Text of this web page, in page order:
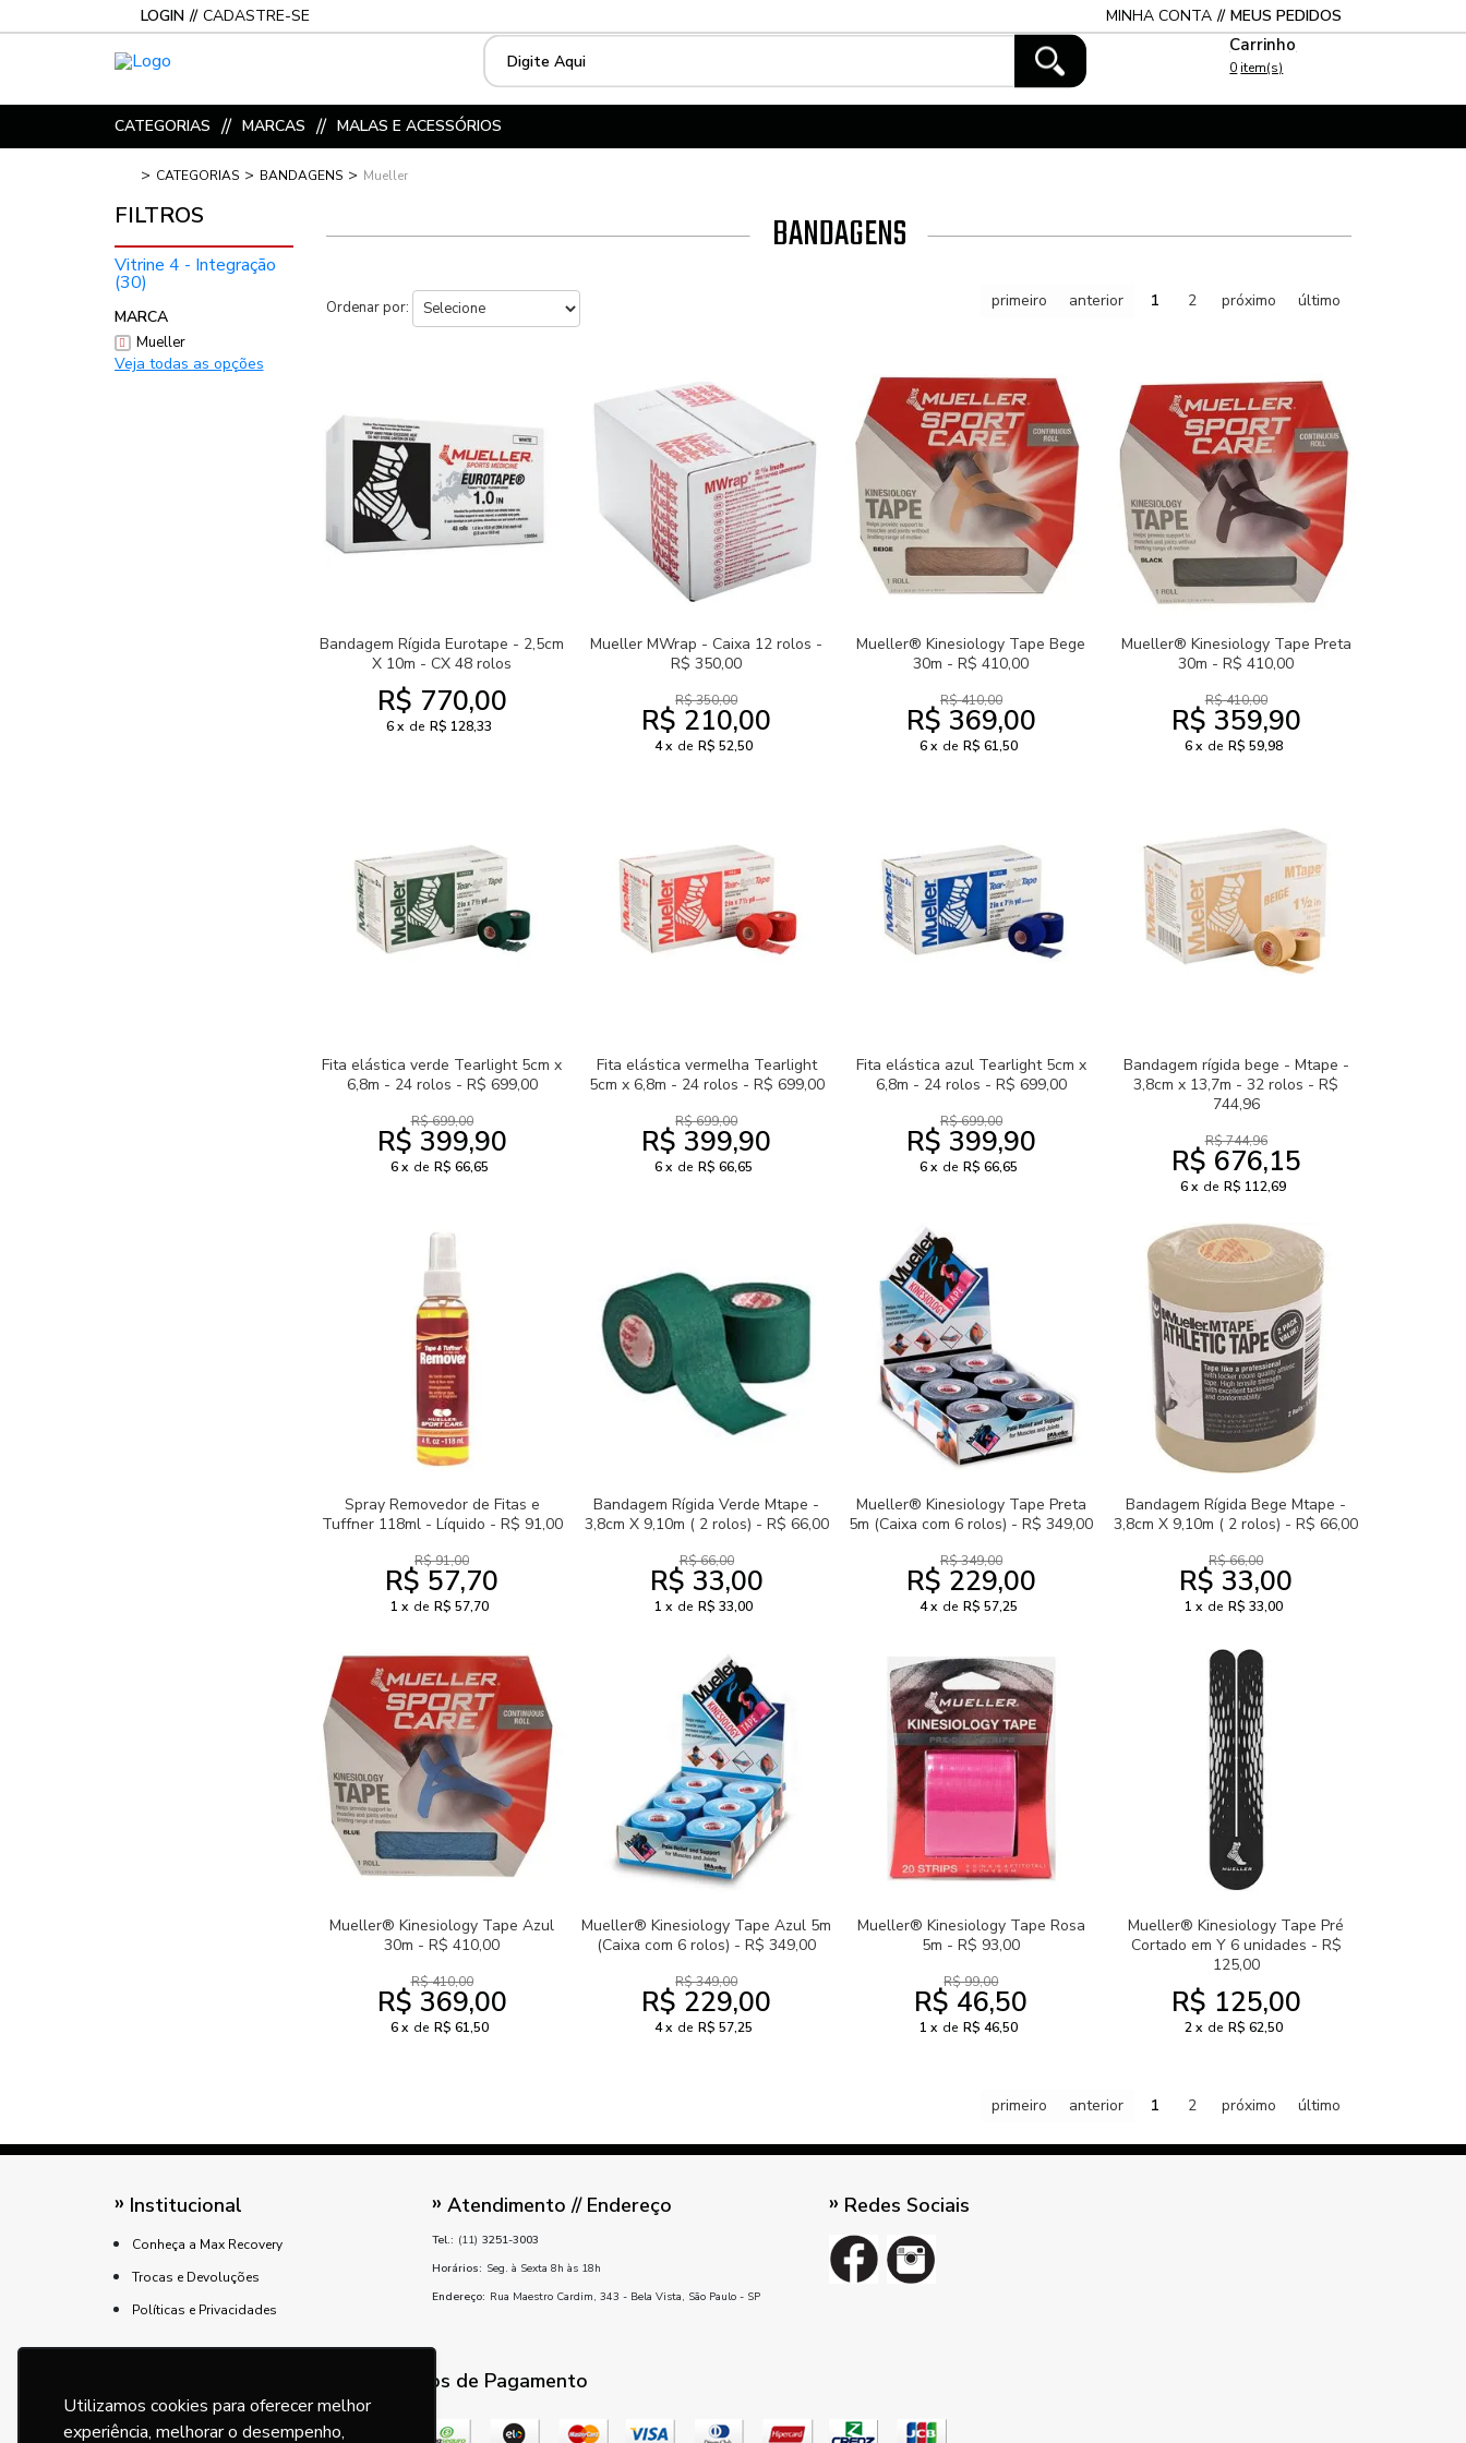
Utilizamos cookies para oferecer melhor
experiência, melhorar o desempenho,
LOGIN CADASTRE-SE MINHA CONTA MEUS PEDIDOS
0
CATEGORIAS MARCAS MALAS E ACESSÓRIOS
CATEGORIAS BANDAGENS Mueller
Vitrine 4 - Integração
(30)
MARCA
Mueller
Veja todas as opções
BANDAGENS
Ordenar por: primeiro anterior 1 2 próximo último
Bandagem Rígida Eurotape - 2,5cm
X 10m - CX 48 rolos
R$ 770,00
6 de R$ 128,33
Mueller MWrap - Caixa 12 rolos -
R$ 350,00
R$ 350,00
R$ 210,00
4 de R$ 52,50
Mueller® Kinesiology Tape Bege
30m - R$ 410,00
R$ 410,00
R$ 369,00
6 de R$ 61,50
Mueller® Kinesiology Tape Preta
30m - R$ 410,00
R$ 410,00
R$ 359,90
6 de R$ 59,98
Fita elástica verde Tearlight 5cm x
6,8m - 24 rolos - R$ 699,00
R$ 699,00
R$ 399,90
6 de R$ 66,65
Fita elástica vermelha Tearlight
5cm x 6,8m - 24 rolos - R$ 699,00
R$ 699,00
R$ 399,90
6 de R$ 66,65
Fita elástica azul Tearlight 5cm x
6,8m - 24 rolos - R$ 699,00
R$ 699,00
R$ 399,90
6 de R$ 66,65
Bandagem rígida bege - Mtape -
3,8cm x 13,7m - 32 rolos - R$
744,96
R$ 744,96
R$ 676,15
6 de R$ 112,69
Spray Removedor de Fitas e
Tuffner 118ml - Líquido - R$ 91,00
R$ 91,00
R$ 57,70
1 de R$ 57,70
Bandagem Rígida Verde Mtape -
3,8cm X 9,10m ( 2 rolos) - R$ 66,00
R$ 66,00
R$ 33,00
1 de R$ 33,00
Mueller® Kinesiology Tape Preta
5m (Caixa com 6 rolos) - R$ 349,00
R$ 349,00
R$ 229,00
4 de R$ 57,25
Bandagem Rígida Bege Mtape -
3,8cm X 9,10m ( 2 rolos) - R$ 66,00
R$ 66,00
R$ 33,00
1 de R$ 33,00
Mueller® Kinesiology Tape Azul
30m - R$ 410,00
R$ 410,00
R$ 369,00
6 de R$ 61,50
Mueller® Kinesiology Tape Azul 5m
(Caixa com 6 rolos) - R$ 349,00
R$ 349,00
R$ 229,00
4 de R$ 57,25
Mueller® Kinesiology Tape Rosa
5m - R$ 93,00
R$ 99,00
R$ 46,50
1 de R$ 46,50
Mueller® Kinesiology Tape Pré
Cortado em Y 6 unidades - R$
125,00
R$ 125,00
2 de R$ 62,50
primeiro anterior 1 2 próximo último
Institucional
Conheça a Max Recovery
Trocas e Devoluções
Políticas e Privacidades
Atendimento // Endereço
Tel.: (11) 3251-3003
Horários: Seg. à Sexta 8h às 18h
Endereço: Rua Maestro Cardim, 343 - Bela Vista, São Paulo - SP
Redes Sociais
Métodos de Pagamento